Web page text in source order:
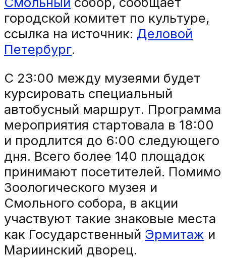
городской комитет по культуре,
ссылка на источник: Деловой
Петербург.
С 23:00 между музеями будет
курсировать специальный
автобусный маршрут. Программа
мероприятия стартовала в 18:00
и продлится до 6:00 следующего
дня. Всего более 140 площадок
принимают посетителей. Помимо
Зоологического музея и
Смольного собора, в акции
участвуют такие знаковые места
как Государственный Эрмитаж и
Мариинский дворец.